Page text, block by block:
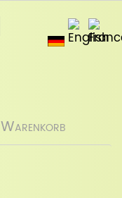
Warenkorb